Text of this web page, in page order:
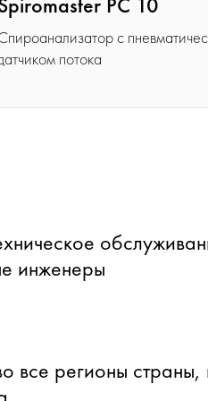
с
потока
инженеры
все регионы